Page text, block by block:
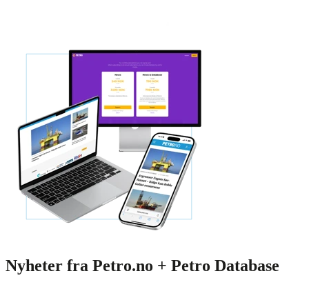
Nyheter fra Petro.no + Petro Database